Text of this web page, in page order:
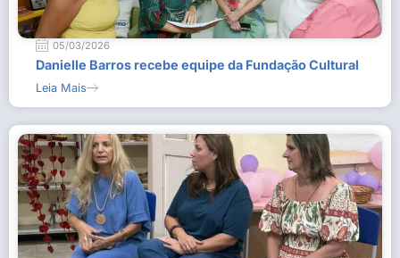
05/03/2026
Danielle Barros recebe equipe da Fundação Cultural
Leia Mais